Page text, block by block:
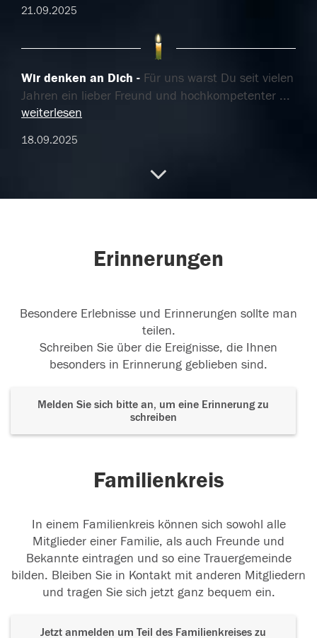
21.09.2025
Wir denken an Dich
Für uns warst Du seit vielen
Jahren ein lieber Freund und hochkompetenter ...
weiterlesen
18.09.2025
Erinnerungen
Besondere Erlebnisse und Erinnerungen sollte man
teilen.
Schreiben Sie über die Ereignisse, die Ihnen
besonders in Erinnerung geblieben sind.
Melden Sie sich bitte an, um eine Erinnerung zu
schreiben
Familienkreis
In einem Familienkreis können sich sowohl alle
Mitglieder einer Familie, als auch Freunde und
Bekannte eintragen und so eine Trauergemeinde
bilden. Bleiben Sie in Kontakt mit anderen Mitgliedern
und tragen Sie sich jetzt ganz bequem ein.
Jetzt anmelden um Teil des Familienkreises zu